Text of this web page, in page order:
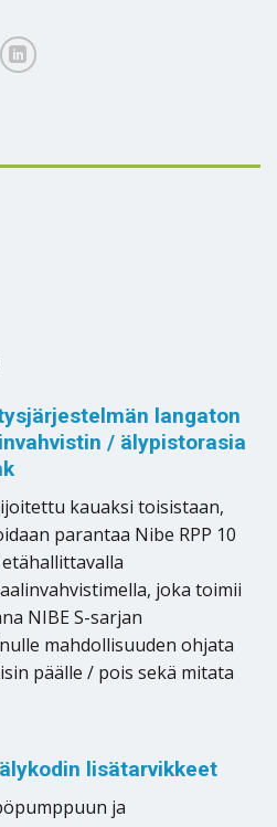
langaton
/ älypistorasia
kauaksi toisistaan,
parantaa Nibe RPP 10
joka toimii
NIBE S-sarjan
mahdollisuuden ohjata
päälle / pois sekä mitata
lisätarvikkeet
ja